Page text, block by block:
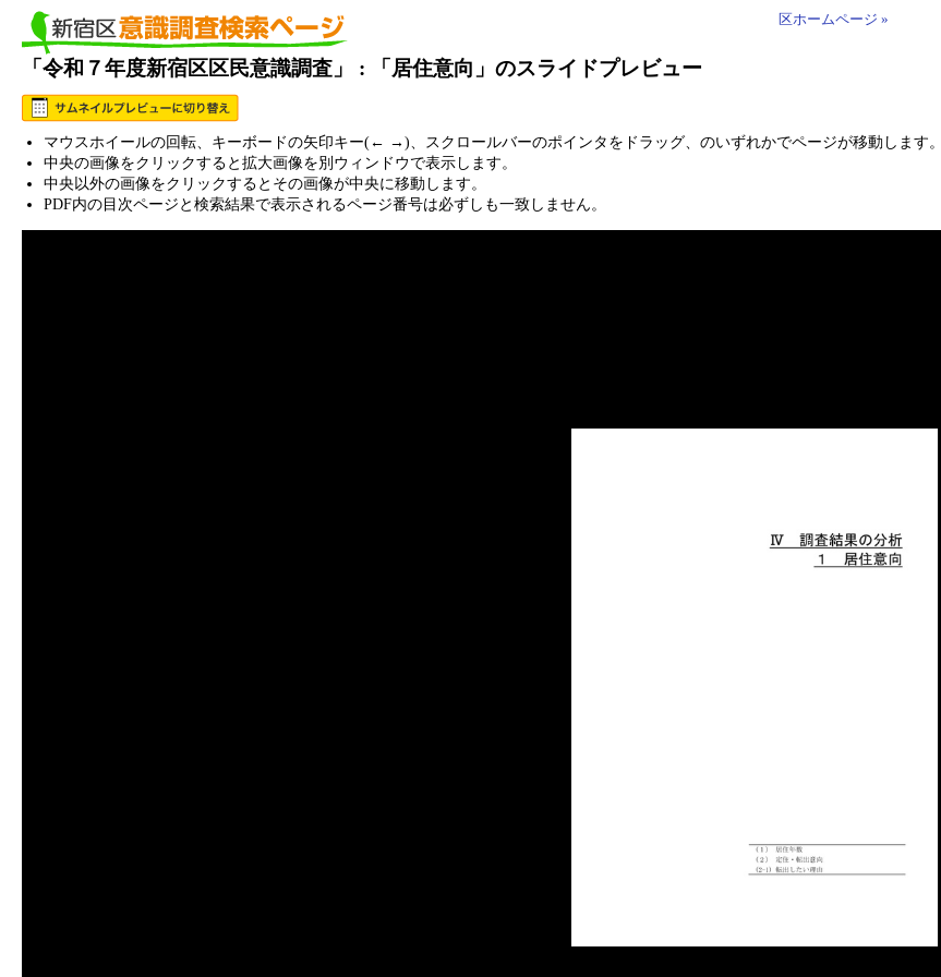
区ホームページ »
「令和７年度新宿区区民意識調査」 : 「居住意向」のスライドプレビュー
マウスホイールの回転、キーボードの矢印キー(← →)、スクロールバーのポインタをドラッグ、のいずれかでページが移動します。
中央の画像をクリックすると拡大画像を別ウィンドウで表示します。
中央以外の画像をクリックするとその画像が中央に移動します。
PDF内の目次ページと検索結果で表示されるページ番号は必ずしも一致しません。